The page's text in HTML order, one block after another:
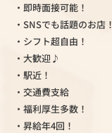
・即時面接可能！
・SNSでも話題のお店！
・シフト超自由！
・大歓迎♪
・駅近！
・交通費支給
・福利厚生多数！
・昇給年4回！